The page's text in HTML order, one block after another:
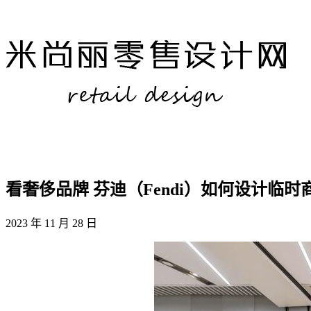
看奢侈品牌 芬迪（Fendi）如何设计临时
2023 年 11 月 28 日